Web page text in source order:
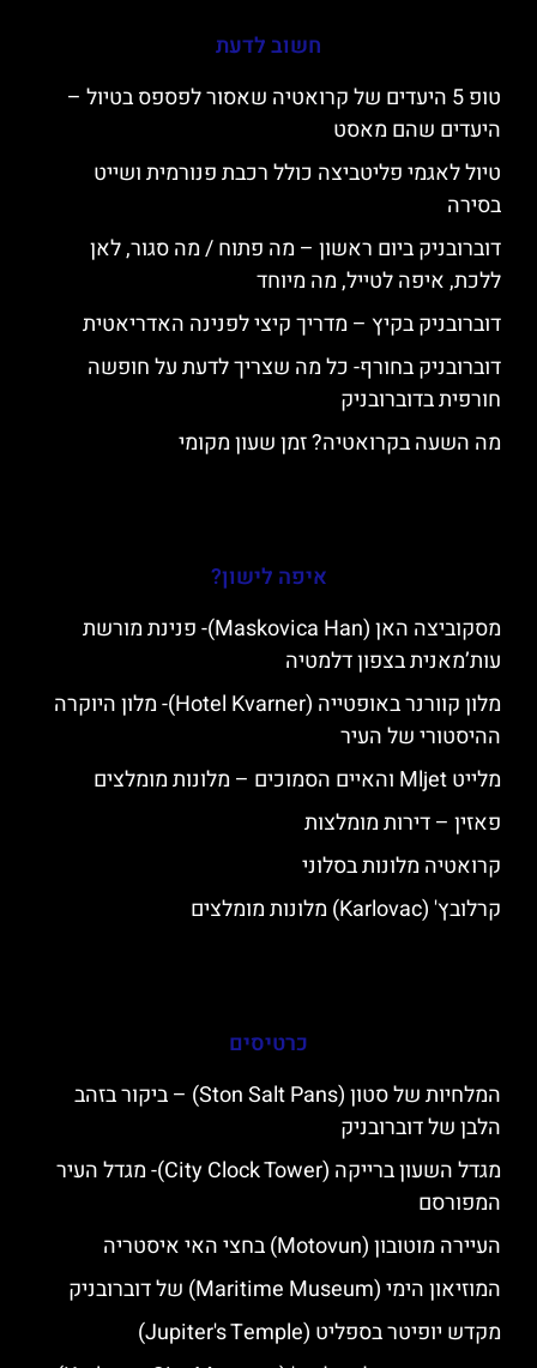
חשוב לדעת
טופ 5 היעדים של קרואטיה שאסור לפספס בטיול –
היעדים שהם מאסט
טיול לאגמי פליטביצה כולל רכבת פנורמית ושייט
בסירה
דוברובניק ביום ראשון – מה פתוח / מה סגור, לאן
ללכת, איפה לטייל, מה מיוחד
דוברובניק בקיץ – מדריך קיצי לפנינה האדריאטית
דוברובניק בחורף- כל מה שצריך לדעת על חופשה
חורפית בדוברובניק
מה השעה בקרואטיה? זמן שעון מקומי
איפה לישון?
מסקוביצה האן (Maskovica Han)- פנינת מורשת
עות’מאנית בצפון דלמטיה
מלון קוורנר באופטייה (Hotel Kvarner)- מלון היוקרה
ההיסטורי של העיר
מלייט Mljet והאיים הסמוכים – מלונות מומלצים
פאזין – דירות מומלצות
קרואטיה מלונות בסלוני
קרלובץ' (Karlovac) מלונות מומלצים
כרטיסים
המלחיות של סטון (Ston Salt Pans) – ביקור בזהב
הלבן של דוברובניק
מגדל השעון ברייקה (City Clock Tower)- מגדל העיר
המפורסם
העיירה מוטובון (Motovun) בחצי האי איסטריה
המוזיאון הימי (Maritime Museum) של דוברובניק
מקדש יופיטר בספליט (Jupiter's Temple)